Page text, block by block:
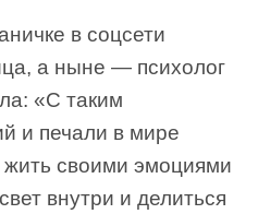
в соцсети
а ныне — психолог
«С таким
и печали в мире
своими эмоциями
внутри и делиться